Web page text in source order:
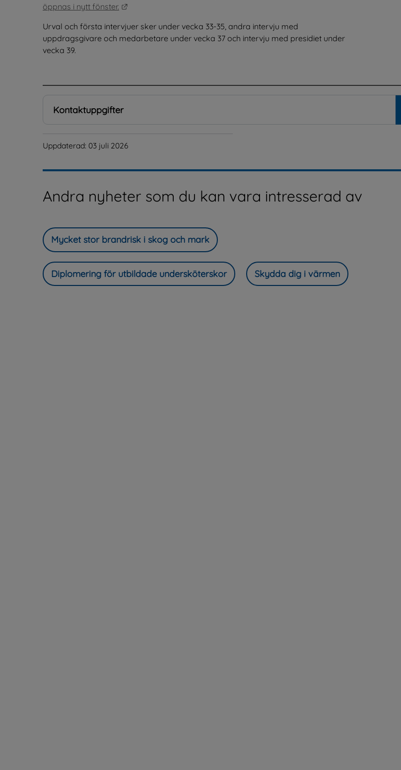
öppnas i nytt fönster.
Urval och första intervjuer sker under vecka 33-35, andra intervju med
uppdragsgivare och medarbetare under vecka 37 och intervju med presidiet under
vecka 39.
Kontaktuppgifter
Uppdaterad: 03 juli 2026
Andra nyheter som du kan vara intresserad av
Mycket stor brandrisk i skog och mark
Diplomering för utbildade undersköterskor Skydda dig i värmen